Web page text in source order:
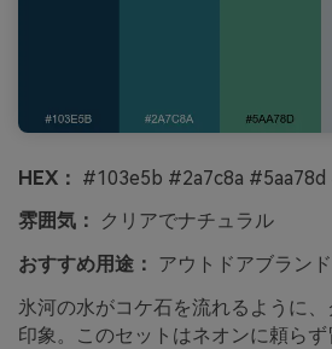
HEX： #103e5b #2a7c8a
雰囲気：
クリアでナチュラル
おすすめ用途： アウトドアブラン
氷河の水がコケ石を流れるように
印象。このセットはネオンに頼ら